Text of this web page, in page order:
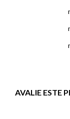
AVALIE ESTE